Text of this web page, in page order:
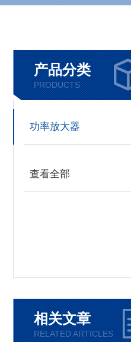
产品分类
PRODUCTS
功率放大器
查看全部
相关文章
RELATED ARTICLES